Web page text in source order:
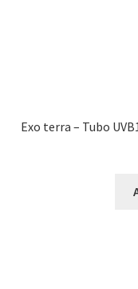
Exo terra – Tubo